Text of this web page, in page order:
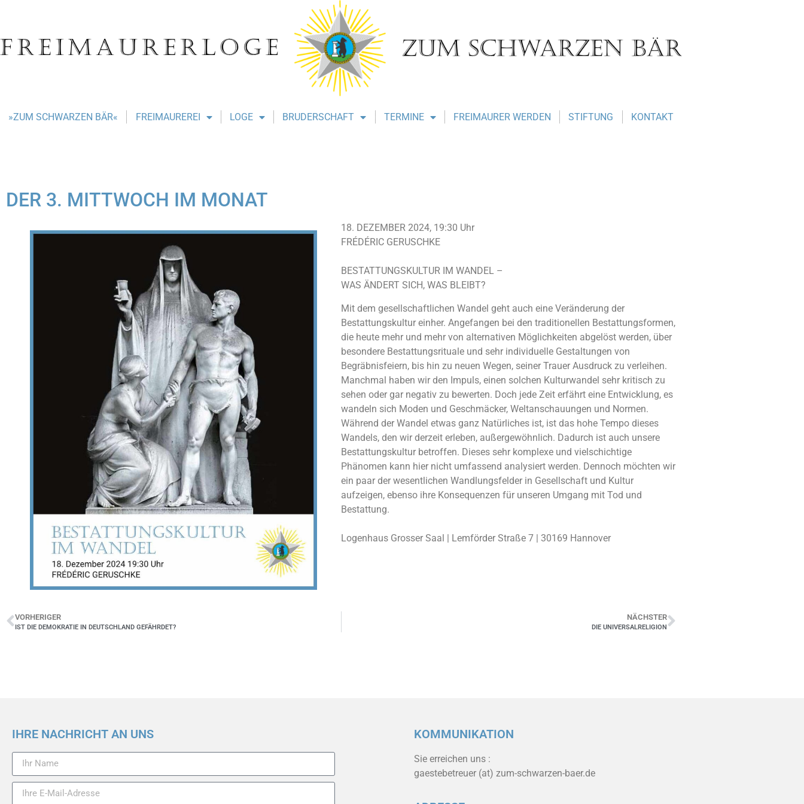
»ZUM SCHWARZEN BÄR« FREIMAUREREI LOGE BRUDERSCHAFT TERMINE FREIMAURER WERDEN STIFTUNG KONTAKT
DER 3. MITTWOCH IM MONAT
18. DEZEMBER 2024, 19:30 Uhr
FRÉDÉRIC GERUSCHKE
BESTATTUNGSKULTUR IM WANDEL –
WAS ÄNDERT SICH, WAS BLEIBT?
Mit dem gesellschaftlichen Wandel geht auch eine Veränderung der
Bestattungskultur einher. Angefangen bei den traditionellen Bestattungsformen,
die heute mehr und mehr von alternativen Möglichkeiten abgelöst werden, über
besondere Bestattungsrituale und sehr individuelle Gestaltungen von
Begräbnisfeiern, bis hin zu neuen Wegen, seiner Trauer Ausdruck zu verleihen.
Manchmal haben wir den Impuls, einen solchen Kulturwandel sehr kritisch zu
sehen oder gar negativ zu bewerten. Doch jede Zeit erfährt eine Entwicklung, es
wandeln sich Moden und Geschmäcker, Weltanschauungen und Normen.
Während der Wandel etwas ganz Natürliches ist, ist das hohe Tempo dieses
Wandels, den wir derzeit erleben, außergewöhnlich. Dadurch ist auch unsere
Bestattungskultur betroffen. Dieses sehr komplexe und vielschichtige
Phänomen kann hier nicht umfassend analysiert werden. Dennoch möchten wir
ein paar der wesentlichen Wandlungsfelder in Gesellschaft und Kultur
aufzeigen, ebenso ihre Konsequenzen für unseren Umgang mit Tod und
Bestattung.
Logenhaus Grosser Saal | Lemförder Straße 7 | 30169 Hannover
VORHERIGER
IST DIE DEMOKRATIE IN DEUTSCHLAND GEFÄHRDET?
NÄCHSTER
DIE UNIVERSALRELIGION
IHRE NACHRICHT AN UNS KOMMUNIKATION
Sie erreichen uns :
gaestebetreuer (at) zum-schwarzen-baer.de